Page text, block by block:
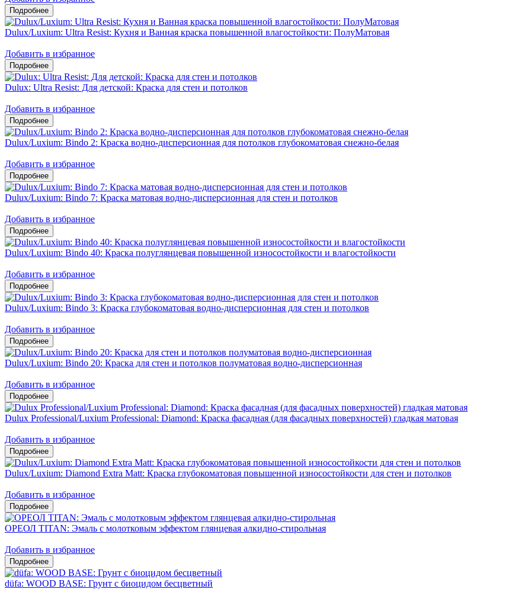
Dulux/Luxium: Ultra Resist: Кухня и Ванная краска повышенной влагостойкости: ПолуМатовая
Добавить в избранное
Dulux: Ultra Resist: Для детской: Краска для стен и потолков
Добавить в избранное
Dulux/Luxium: Bindo 2: Краска водно-дисперсионная для потолков глубокоматовая снежно-белая
Добавить в избранное
Dulux/Luxium: Bindo 7: Краска матовая водно-дисперсионная для стен и потолков
Добавить в избранное
Dulux/Luxium: Bindo 40: Краска полуглянцевая повышенной износостойкости и влагостойкости
Добавить в избранное
Dulux/Luxium: Bindo 3: Краска глубокоматовая водно-дисперсионная для стен и потолков
Добавить в избранное
Dulux/Luxium: Bindo 20: Краска для стен и потолков полуматовая водно-дисперсионная
Добавить в избранное
Dulux Professional/Luxium Professional: Diamond: Краска фасадная (для фасадных поверхностей) гладкая матовая
Добавить в избранное
Dulux/Luxium: Diamond Extra Matt: Краска глубокоматовая повышенной износостойкости для стен и потолков
Добавить в избранное
ОРЕОЛ TITAN: Эмаль с молотковым эффектом глянцевая алкидно-стирольная
Добавить в избранное
düfa: WOOD BASE: Грунт с биоцидом бесцветный